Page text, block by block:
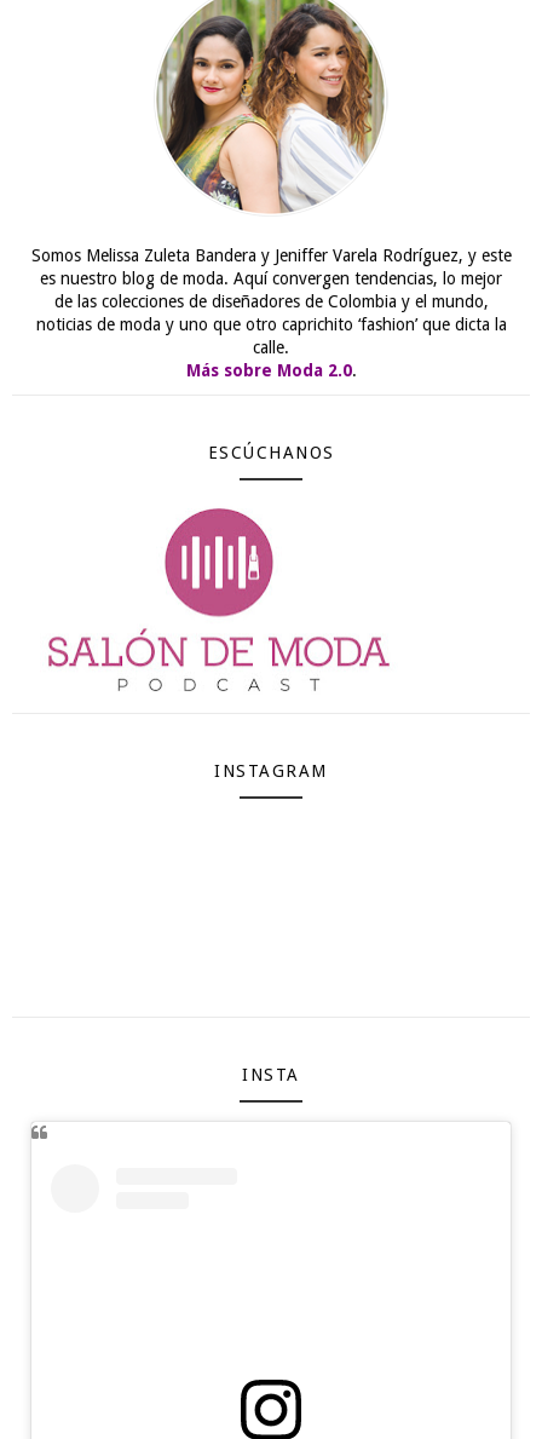
Somos Melissa Zuleta Bandera y Jeniffer Varela Rodríguez, y este
es nuestro blog de moda. Aquí convergen tendencias, lo mejor
de las colecciones de diseñadores de Colombia y el mundo,
noticias de moda y uno que otro caprichito ‘fashion’ que dicta la
calle.
Más sobre Moda 2.0.
ESCÚCHANOS
INSTAGRAM
INSTA